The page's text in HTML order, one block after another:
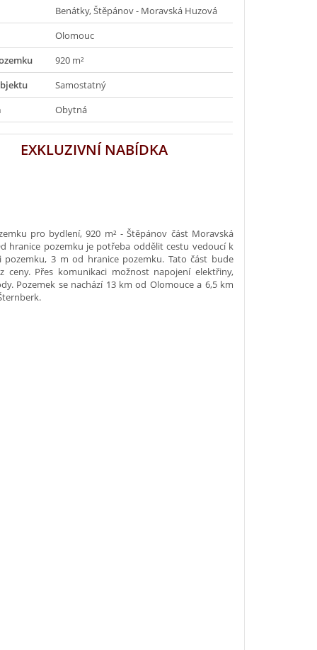
Benátky, Štěpánov - Moravská Huzová
Olomouc
920 m²
Samostatný
Obytná
EXKLUZIVNÍ NABÍDKA
pro bydlení, 920 m² - Štěpánov část Moravská
hranice pozemku je potřeba oddělit cestu vedoucí k
pozemku, 3 m od hranice pozemku. Tato část bude
ceny. Přes komunikaci možnost napojení elektřiny,
Pozemek se nachází 13 km od Olomouce a 6,5 km